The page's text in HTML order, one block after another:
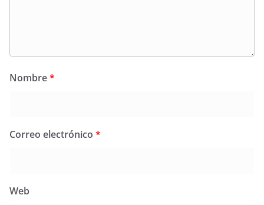
Nombre*
Correo electrónico *
Web